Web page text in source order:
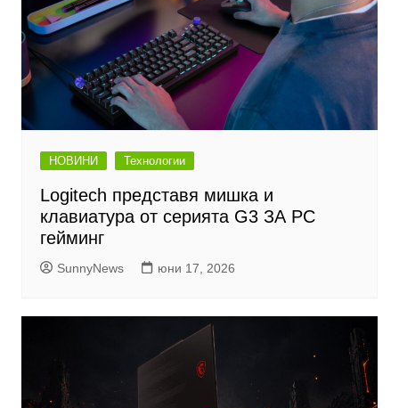
НОВИНИ Технологии
Logitech представя мишка и
клавиатура от серията G3 ЗА PC
гейминг
SunnyNews юни 17, 2026